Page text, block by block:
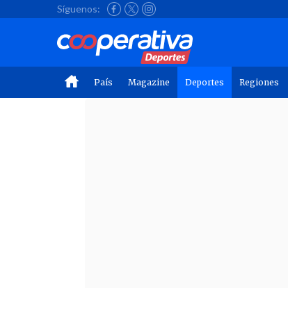
Síguenos:
País Magazine Deportes Regiones